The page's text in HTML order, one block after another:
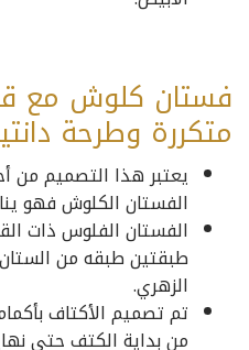
فستان كلوش مع
متكررة وطرحة
يعتبر هذا التصميم من
الفستان الكلوش فهو
الفستان الفلوس ذات
طبقتين طبقه من الستان
الزهري.
تم تصميم الأكتاف
من بداية الكتف حتى